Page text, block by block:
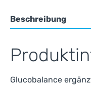
Beschreibung
Glucobalance